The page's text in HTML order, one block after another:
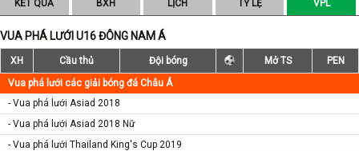
KẾT QUẢ BXH LỊCH TỶ LỆ VPL
VUA PHÁ LƯỚI U16 ĐÔNG NAM Á
XH Cầu thủ Đội bóng Mở TS
PEN
Vua phá lưới các giải bóng đá Châu Á
- Vua phá lưới Asiad 2018
- Vua phá lưới Asiad 2018 Nữ
- Vua phá lưới Thailand King's Cup 2019